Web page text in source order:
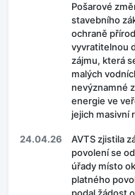
Pošarové
stavebního
ochraně
vyvratitelnou
zájmu, která
malých
nevýznamné
energie ve
jejich masivní
24.04.26
AVTS zjistila
povolení se
úřady místo
platného